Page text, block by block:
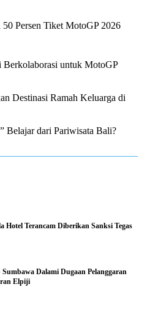
Persen Tiket MotoGP 2026
untuk MotoGP
Destinasi Ramah Keluarga di
Belajar dari Pariwisata Bali?
Hotel Terancam Diberikan Sanksi Tegas
Sumbawa Dalami Dugaan Pelanggaran
Elpiji